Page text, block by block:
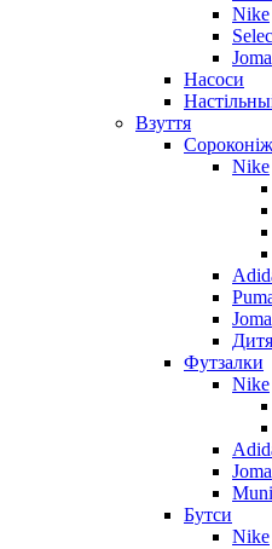
Nike
Joma
Насоси
Взуття
Nike
Joma
Футзалки
Nike
Joma
Бутси
Nike